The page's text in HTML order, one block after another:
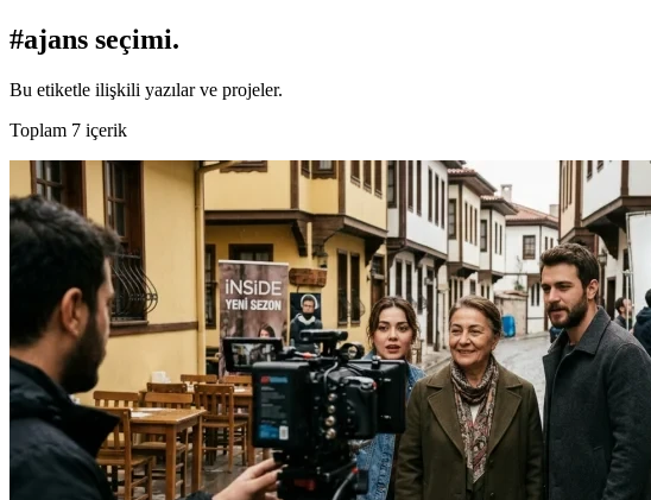
#ajans seçimi.
Bu etiketle ilişkili yazılar ve projeler.
Toplam 7 içerik